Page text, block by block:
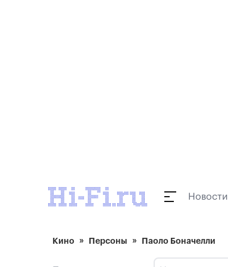
Новости
Кино Персоны Паоло Боначелли